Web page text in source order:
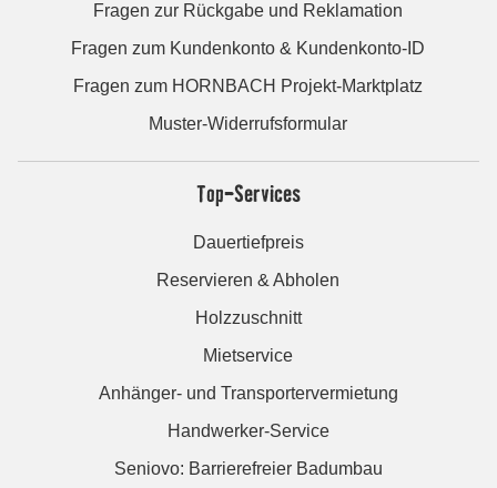
Fragen zur Rückgabe und Reklamation
Fragen zum Kundenkonto & Kundenkonto-ID
Fragen zum HORNBACH Projekt-Marktplatz
Muster-Widerrufsformular
Top-Services
Dauertiefpreis
Reservieren & Abholen
Holzzuschnitt
Mietservice
Anhänger- und Transportervermietung
Handwerker-Service
Seniovo: Barrierefreier Badumbau